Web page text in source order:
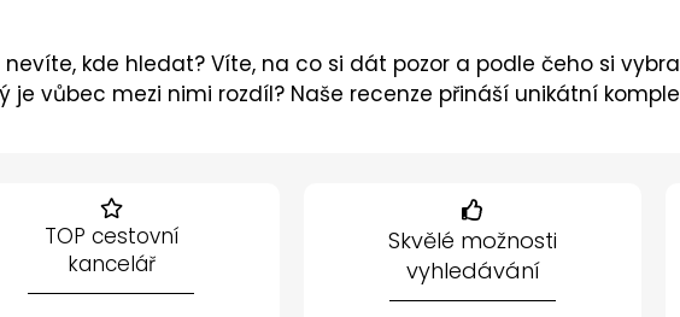
kde hledat? Víte, na co si dát pozor a podle čeho si
je vůbec mezi nimi rozdíl? Naše recenze přináší unikátní
TOP cestovní
kancelář
Skvělé možnosti
vyhledávání